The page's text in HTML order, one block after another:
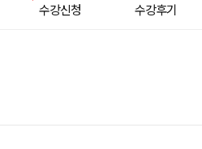
수강신청 수강후기